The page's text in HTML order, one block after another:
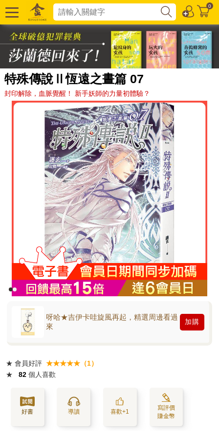
0
特殊傳說Ⅱ恆遠之晝篇 07
封印解除，血脈覺醒！ 新手妖師的力量初體驗？
呀哈★吉伊卡哇旋風再起，精選周邊看過
來
加購
★ 會員好評 ★★★★★（1）
★
82 個人喜歡
好書 導讀 喜歡+1
寫評價
賺金幣